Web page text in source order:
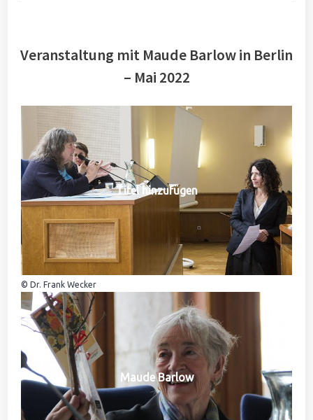
Veranstaltung mit Maude Barlow in Berlin
– Mai 2022
Titel hinzufügen
© Dr. Frank Wecker
Maude Barlow